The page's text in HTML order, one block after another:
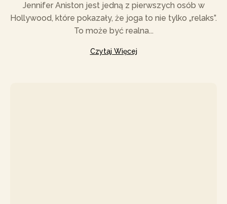
Jennifer Aniston jest jedną z pierwszych osób w
Hollywood, które pokazały, że joga to nie tylko „relaks”.
To może być realna...
Czytaj Więcej